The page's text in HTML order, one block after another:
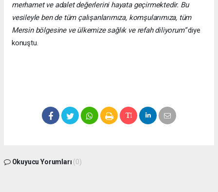
merhamet ve adalet değerlerini hayata geçirmektedir. Bu
vesileyle ben de tüm çalışanlarımıza, komşularımıza, tüm
Mersin bölgesine ve ülkemize sağlık ve refah diliyorum”diye
konuştu.
Okuyucu Yorumları (0)